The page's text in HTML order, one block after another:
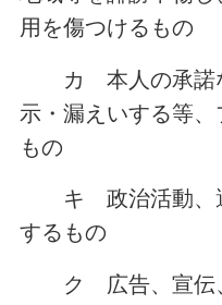
用を傷つけるもの
カ 本人の承諾な
示・漏えいする等
もの
キ 政治活動、選
するもの
ク 広告、宣伝、